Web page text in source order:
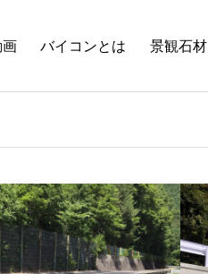
バイコンとは 景観石材